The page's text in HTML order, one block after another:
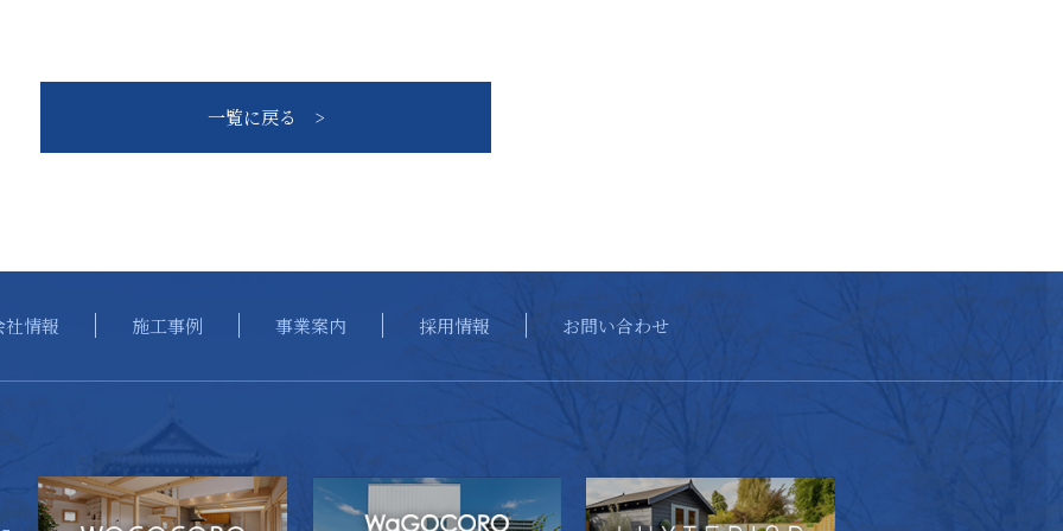
一覧に戻る >
社情報 施工事例 事業案内 採用情報 お問い合わせ